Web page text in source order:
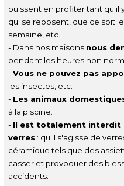
puissent en profiter tant qu'il
qui se reposent, que ce soit
semaine, etc.
- Dans nos maisons nous
pendant les heures non
-Vous ne pouvez pas
les insectes, etc.
- Les animaux
à la piscine.
- Il est totalement interdit
verres : qu'il s'agisse de
céramique tels que des
casser et provoquer des
accidents.